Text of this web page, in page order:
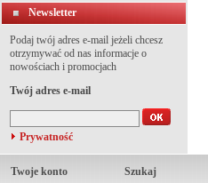
Newsletter
Podaj twój adres e-mail jeżeli chcesz
otrzymywać od nas informacje o
nowościach i promocjach
Twój adres e-mail
Prywatność
Twoje konto
Szukaj